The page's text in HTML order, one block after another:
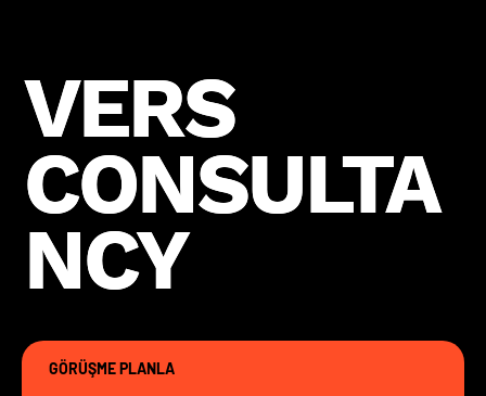
VERS
CONSULTA
NCY
VERS
CONSULTA
NCY
GÖRÜŞME PLANLA